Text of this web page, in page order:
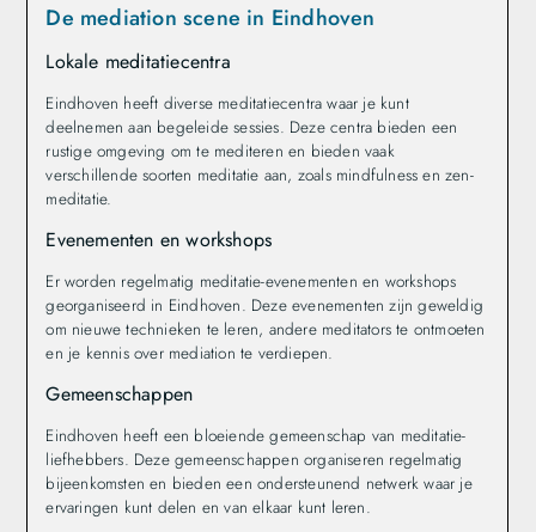
De mediation scene in Eindhoven
Lokale meditatiecentra
Eindhoven heeft diverse meditatiecentra waar je kunt
deelnemen aan begeleide sessies. Deze centra bieden een
rustige omgeving om te mediteren en bieden vaak
verschillende soorten meditatie aan, zoals mindfulness en zen-
meditatie.
Evenementen en workshops
Er worden regelmatig meditatie-evenementen en workshops
georganiseerd in Eindhoven. Deze evenementen zijn geweldig
om nieuwe technieken te leren, andere meditators te ontmoeten
en je kennis over mediation te verdiepen.
Gemeenschappen
Eindhoven heeft een bloeiende gemeenschap van meditatie-
liefhebbers. Deze gemeenschappen organiseren regelmatig
bijeenkomsten en bieden een ondersteunend netwerk waar je
ervaringen kunt delen en van elkaar kunt leren.